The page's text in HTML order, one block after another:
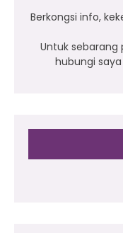
Berkongsi info,
Untuk sebarang
hubungi saya